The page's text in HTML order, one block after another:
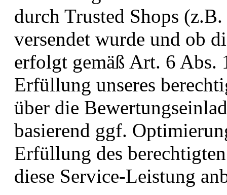
durch Trusted Shops
versendet wurde und ob
erfolgt gemäß Art. 6
Erfüllung unseres
über die
basierend ggf.
Erfüllung des
diese Service-Leistung